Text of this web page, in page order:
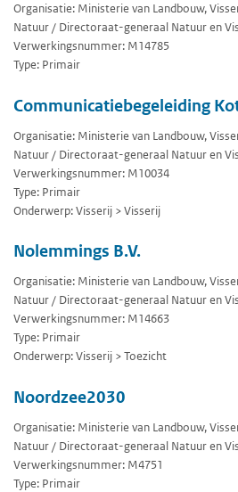
Organisatie: Ministerie van Landbouw,
Natuur / Directoraat-generaal Natuur en
Verwerkingsnummer: M14785
Type: Primair
Communicatiebegeleiding
Organisatie: Ministerie van Landbouw,
Natuur / Directoraat-generaal Natuur en
Verwerkingsnummer: M10034
Type: Primair
Onderwerp: Visserij > Visserij
Nolemmings B.V.
Organisatie: Ministerie van Landbouw,
Natuur / Directoraat-generaal Natuur en
Verwerkingsnummer: M14663
Type: Primair
Onderwerp: Visserij > Toezicht
Noordzee2030
Organisatie: Ministerie van Landbouw,
Natuur / Directoraat-generaal Natuur en
Verwerkingsnummer: M4751
Type: Primair